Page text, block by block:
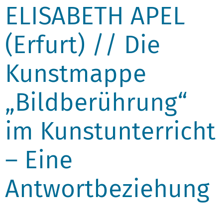
ELISABETH APEL
(Erfurt) // Die
Kunstmappe
„Bildberührung“
im Kunstunterricht
– Eine
Antwortbeziehung